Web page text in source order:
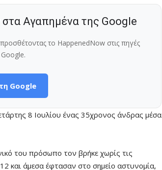
Αγαπημένα της Google
προσθέτοντας το HappenedNow στις πηγές
Google
8 Ιουλίου ένας 35χρονος άνδρας μέσα
του πρόσωπο τον βρήκε χωρίς τις
και άμεσα έφτασαν στο σημείο αστυνομία,